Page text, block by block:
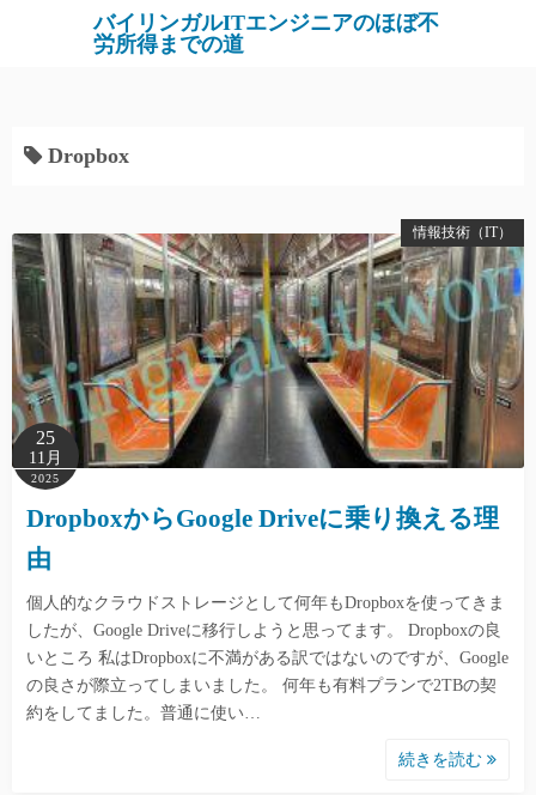
バイリンガルITエンジニアのほぼ不
労所得までの道
Dropbox
情報技術（IT）
25
11月
2025
DropboxからGoogle Driveに乗り換える理
由
個人的なクラウドストレージとして何年もDropboxを使ってきま
したが、Google Driveに移行しようと思ってます。 Dropboxの良
いところ 私はDropboxに不満がある訳ではないのですが、Google
の良さが際立ってしまいました。 何年も有料プランで2TBの契
約をしてました。普通に使い…
続きを読む